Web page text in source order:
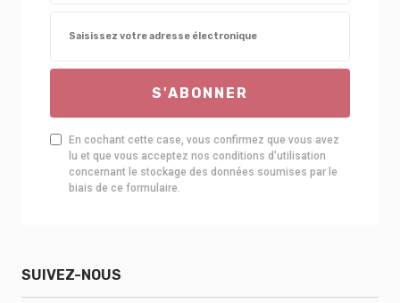
S'ABONNER
En cochant cette case, vous confirmez que vous avez
lu et que vous acceptez nos conditions d'utilisation
concernant le stockage des données soumises par le
biais de ce formulaire.
SUIVEZ-NOUS